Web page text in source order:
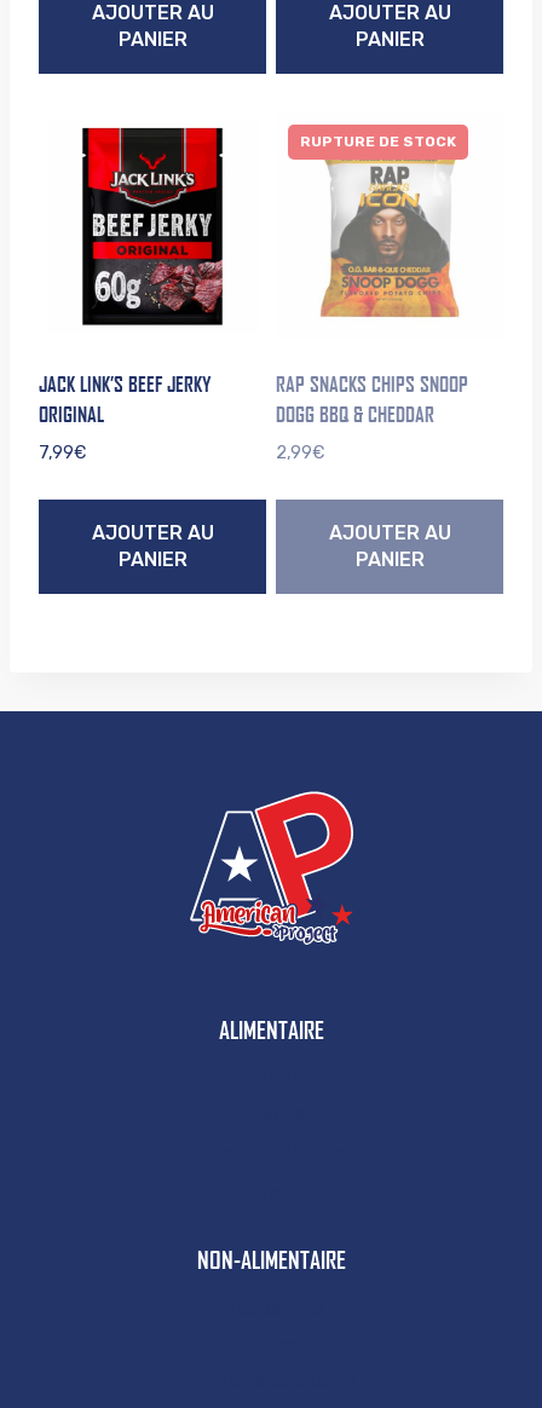
était :
4,99€.
est :
3,68€.
AJOUTER AU
PANIER
AJOUTER AU
PANIER
JACK LINK’S BEEF JERKY
ORIGINAL
7,99€
AJOUTER AU
PANIER
RUPTURE DE STOCK
RAP SNACKS CHIPS SNOOP
DOGG BBQ & CHEDDAR
2,99€
AJOUTER AU
PANIER
ALIMENTAIRE
NON-ALIMENTAIRE